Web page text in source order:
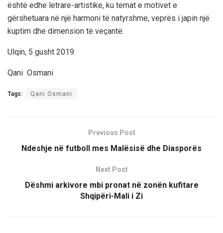
është edhe letrare-artistike, ku temat e motivet e
gërshetuara në një harmoni të natyrshme, veprës i japin një
kuptim dhe dimension të veçantë.
Ulqin, 5 gusht 2019.
Qani Osmani
Tags: Qani Osmani
Previous Post
Ndeshje në futboll mes Malësisë dhe Diasporës
Next Post
Dëshmi arkivore mbi pronat në zonën kufitare
Shqipëri-Mali i Zi